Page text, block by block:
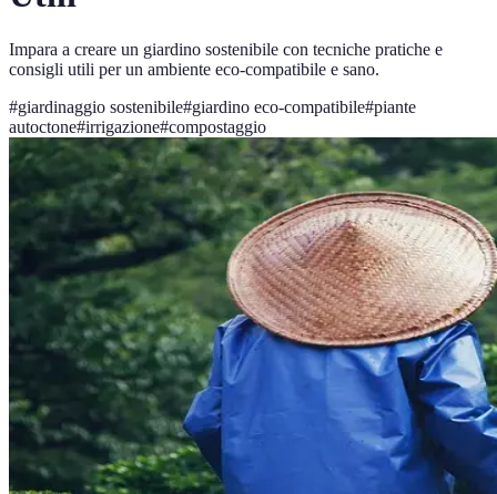
Impara a creare un giardino sostenibile con tecniche pratiche e
consigli utili per un ambiente eco-compatibile e sano.
#giardinaggio sostenibile#giardino eco-compatibile#piante
autoctone#irrigazione#compostaggio